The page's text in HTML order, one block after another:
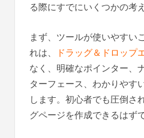
る際にすでにいくつかの考
まず、ツールが使いやすい
れは、
ドラッグ＆ドロップ
なく、明確なポインター、
ターフェース、わかりやす
します。初心者でも圧倒さ
グページを作成できるはずで